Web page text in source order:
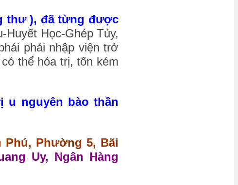
thư ), đã từng được
Học-Ghép Tủy,
phải nhập viện trở
thể hóa trị, tốn kém
u nguyên bào thần
Phú, Phường 5, Bãi
Uy, Ngân Hàng